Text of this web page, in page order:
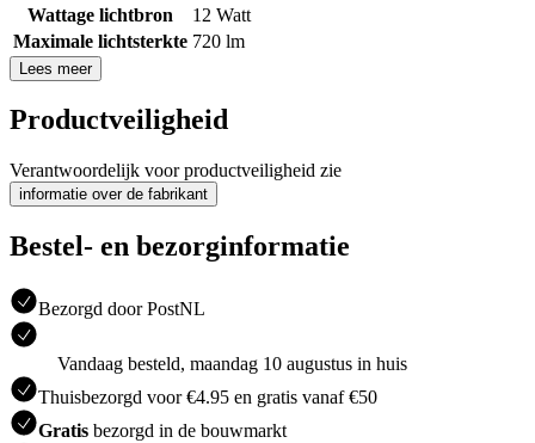
Wattage lichtbron
12 Watt
Maximale lichtsterkte 720 lm
Lees meer
Productveiligheid
Verantwoordelijk voor productveiligheid zie
informatie over de fabrikant
Bestel- en bezorginformatie
Bezorgd door PostNL
Vandaag besteld, maandag 10 augustus in huis
Thuisbezorgd voor €4.95 en gratis vanaf €50
Gratis bezorgd in de bouwmarkt